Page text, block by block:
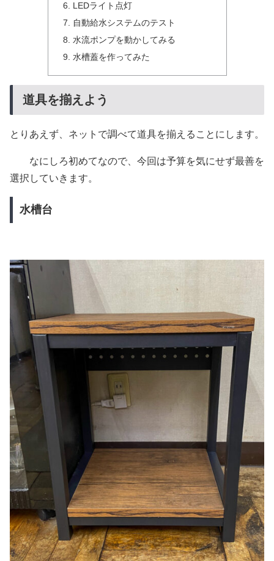
LEDライト点灯
自動給水システムのテスト
水流ポンプを動かしてみる
水槽蓋を作ってみた
道具を揃えよう
とりあえず、ネットで調べて道具を揃えることにします。
なにしろ初めてなので、今回は予算を気にせず最善を
選択していきます。
水槽台